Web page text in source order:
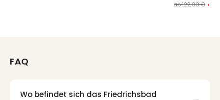
ab122,00 € ab
FAQ
Wo befindet sich das Friedrichsbad